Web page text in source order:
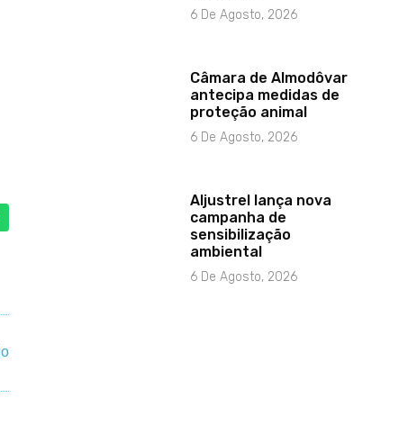
6 De Agosto, 2026
Câmara de Almodôvar
antecipa medidas de
proteção animal
6 De Agosto, 2026
Aljustrel lança nova
campanha de
sensibilização
ambiental
6 De Agosto, 2026